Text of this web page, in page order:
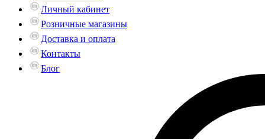
Личный кабинет
Розничные магазины
Доставка и оплата
Контакты
Блог